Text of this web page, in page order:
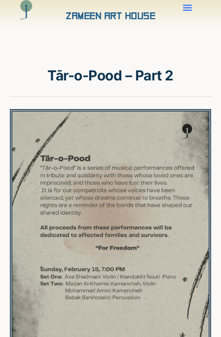
Zameen Art House
Tār-o-Pood – Part 2